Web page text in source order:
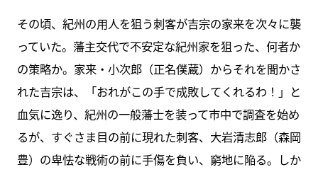
その頃、紀州の用人を狙う刺客が吉宗の家来を次々に襲
っていた。藩主交代で不安定な紀州家を狙った、何者か
の策略か。家来・小次郎（正名僕蔵）からそれを聞かさ
れた吉宗は、「おれがこの手で成敗してくれるわ！」と
血気に逸り、紀州の一般藩士を装って市中で調査を始め
るが、すぐさま目の前に現れた刺客、大岩清志郎（森岡
豊）の卑怯な戦術の前に手傷を負い、窮地に陥る。しか